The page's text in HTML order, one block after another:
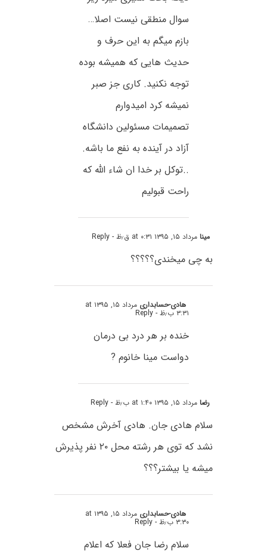
سوال منطقی نیست اصلا…
بازم میگم به این حرف و
حدیث هایی که همیشه بوده
توجه نکنید. کاری جز صبر
نمیشه کرد امیدوارم
تصمیمات مسئولین دانشگاه
آزاد در آینده به نفع ما باشه.
..توکل بر خدا ان شاء الله که
راحت قبولیم
مینامرداد ۱۵, ۱۳۹۵ at ۰:۳۱ ق٫ظ - Reply
به چی میخندی؟؟؟؟؟
هادی-حسابداری مرداد ۱۵, ۱۳۹۵ at
۳:۳۱ ب٫ظ - Reply
خنده بر هر درد بی درمان
دواست مینا خانوم ?
رضامرداد ۱۵, ۱۳۹۵ at ۱:۴۰ ب٫ظ - Reply
سلام هادی جان. هادی آخرش مشخص
نشد که توی هر رشته محل ۲۰ نفر پذیرش
میشه یا بیشتر؟؟؟
هادی-حسابداری مرداد ۱۵, ۱۳۹۵ at
۳:۳۰ ب٫ظ - Reply
سلام رضا جان فعلا که اعلام